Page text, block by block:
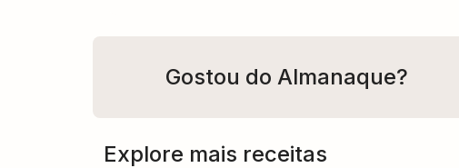
Gostou do Almanaque?
Explore mais receitas